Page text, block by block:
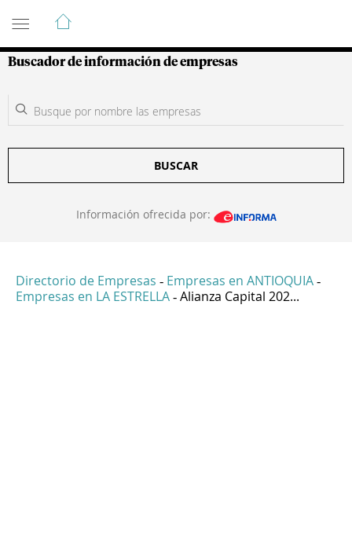
Guía de Empresas Colombianas
Buscador de información de empresas
BUSCAR
Información ofrecida por:
Directorio de Empresas - Empresas en ANTIOQUIA -
Empresas en LA ESTRELLA - Alianza Capital 202...